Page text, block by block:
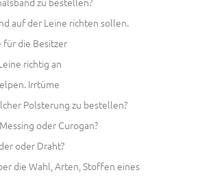
auf der Leine richten sollen.
für die Besitzer
richtig an
Irrtüme
Polsterung zu bestellen?
oder Curogan?
oder Draht?
die Wahl, Arten, Stoffen eines